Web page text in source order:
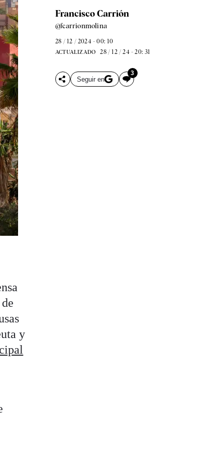
Francisco Carrión
@fcarrionmolina
28 / 12 / 2024 - 00: 10
ACTUALIZADO 28 / 12 / 24 - 20: 31
Seguir en
3
y